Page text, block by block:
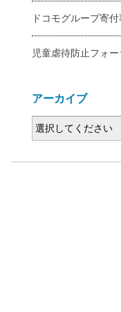
ドコモグループ寄
児童虐待防止フォー
アーカイブ
年
度
ア